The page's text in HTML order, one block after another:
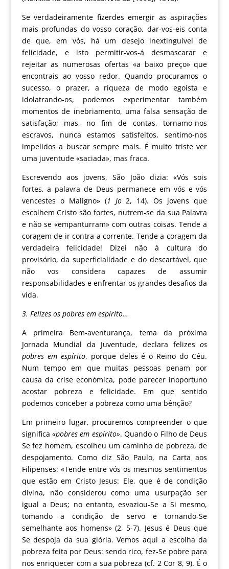
Se verdadeiramente fizerdes emergir as aspirações
mais profundas do vosso coração, dar-vos-eis conta
de que, em vós, há um desejo inextinguível de
felicidade, e isto permitir-vos-á desmascarar e
rejeitar as numerosas ofertas «a baixo preço» que
encontrais ao vosso redor. Quando procuramos o
sucesso, o prazer, a riqueza de modo egoísta e
idolatrando-os, podemos experimentar também
momentos de inebriamento, uma falsa sensação de
satisfação; mas, no fim de contas, tornamo-nos
escravos, nunca estamos satisfeitos, sentimo-nos
impelidos a buscar sempre mais. É muito triste ver
uma juventude «saciada», mas fraca.
Escrevendo aos jovens, São João dizia: «Vós sois
fortes, a palavra de Deus permanece em vós e vós
vencestes o Maligno» (1 Jo2, 14). Os jovens que
escolhem Cristo são fortes, nutrem-se da sua Palavra
e não se «empanturram» com outras coisas. Tende a
coragem de ir contra a corrente. Tende a coragem da
verdadeira felicidade! Dizei não à cultura do
provisório, da superficialidade e do descartável, que
não vos considera capazes de assumir
responsabilidades e enfrentar os grandes desafios da
vida.
3. Felizes os pobres em espírito…
A primeira Bem-aventurança, tema da próxima
Jornada Mundial da Juventude, declara felizesos
pobres em espírito, porque deles é o Reino do Céu.
Num tempo em que muitas pessoas penam por
causa da crise económica, pode parecer inoportuno
acostar pobreza e felicidade. Em que sentido
podemos conceber a pobreza como uma bênção?
Em primeiro lugar, procuremos compreender o que
significa «pobres em espírito». Quando o Filho de Deus
Se fez homem, escolheu um caminho de pobreza, de
despojamento. Como diz São Paulo, na Carta aos
Filipenses: «Tende entre vós os mesmos sentimentos
que estão em Cristo Jesus: Ele, que é de condição
divina, não considerou como uma usurpação ser
igual a Deus; no entanto, esvaziou-Se a Si mesmo,
tomando a condição de servo e tornando-Se
semelhante aos homens» (2, 5-7). Jesus é Deus que
Se despoja da sua glória. Vemos aqui a escolha da
pobreza feita por Deus: sendo rico, fez-Se pobre para
nos enriquecer com a sua pobreza (cf. 2 Cor 8, 9). É o